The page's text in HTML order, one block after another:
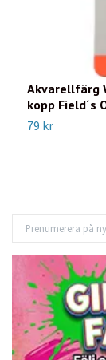
Akvarellfärg
kopp Field´s
79 kr